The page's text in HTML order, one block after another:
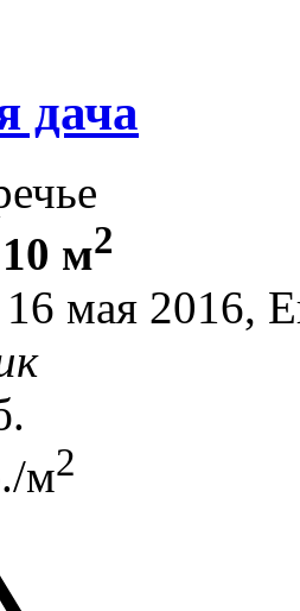
дача
м2
мая 2016,
м2